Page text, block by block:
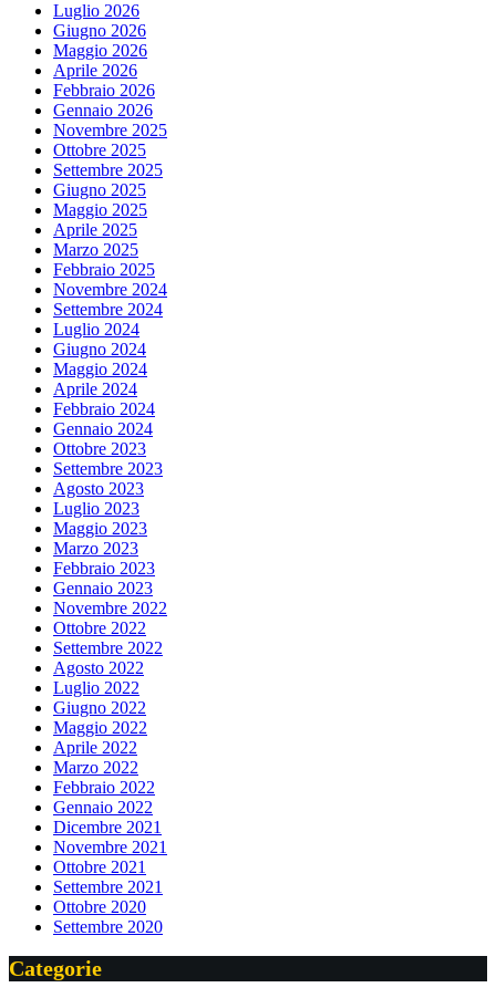
Luglio 2026
Giugno 2026
Maggio 2026
Aprile 2026
Febbraio 2026
Gennaio 2026
Novembre 2025
Ottobre 2025
Settembre 2025
Giugno 2025
Maggio 2025
Aprile 2025
Marzo 2025
Febbraio 2025
Novembre 2024
Settembre 2024
Luglio 2024
Giugno 2024
Maggio 2024
Aprile 2024
Febbraio 2024
Gennaio 2024
Ottobre 2023
Settembre 2023
Agosto 2023
Luglio 2023
Maggio 2023
Marzo 2023
Febbraio 2023
Gennaio 2023
Novembre 2022
Ottobre 2022
Settembre 2022
Agosto 2022
Luglio 2022
Giugno 2022
Maggio 2022
Aprile 2022
Marzo 2022
Febbraio 2022
Gennaio 2022
Dicembre 2021
Novembre 2021
Ottobre 2021
Settembre 2021
Ottobre 2020
Settembre 2020
Categorie